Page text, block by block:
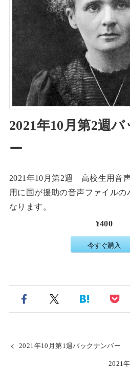
2021年10月第2週
ー
2021年10月第2週 高校生用音
用に国が援助の音声ファイルの
なります。
¥400
今すぐ購入
2021年10月第1週バックナンバー
2021